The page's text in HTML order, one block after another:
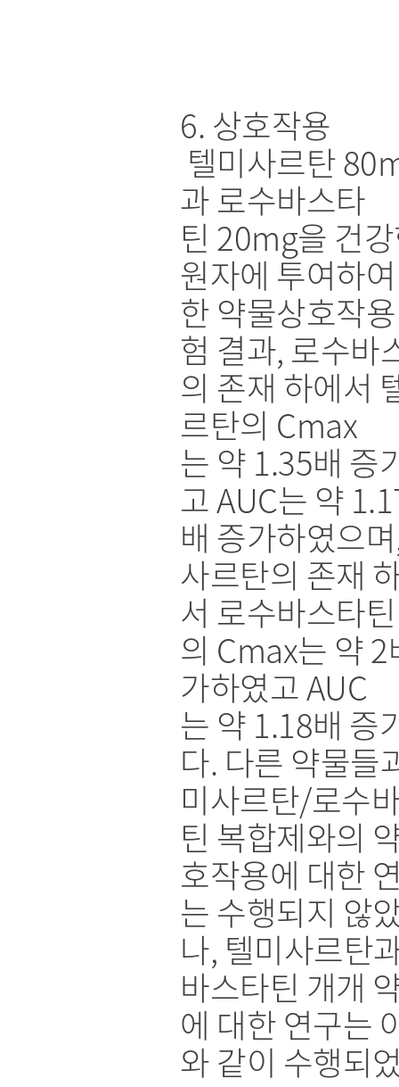
6. 상호작용
텔미사르탄
과 로수바스타
틴 20mg을 건
원자에 투여하
한 약물상호작
험 결과, 로수바
의 존재 하에서
르탄의 Cmax
는 약 1.35배 증
고 AUC는 약
배 증가하였으
사르탄의 존재
서 로수바스타틴
의 Cmax는 약 2
가하였고 AUC
는 약 1.18배 증
다. 다른 약물들
미사르탄/로수
틴 복합제와의
호작용에 대한
는 수행되지 않
나, 텔미사르탄
바스타틴 개개
에 대한 연구는
와 같이 수행되